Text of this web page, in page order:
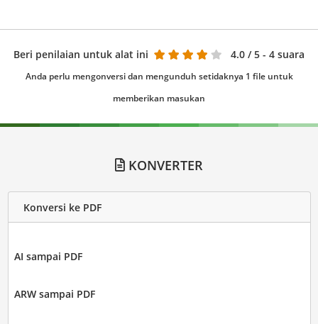
Beri penilaian untuk alat ini 4.0 / 5 - 4 suara
Anda perlu mengonversi dan mengunduh setidaknya 1 file untuk
memberikan masukan
KONVERTER
Konversi ke PDF
AI sampai PDF
ARW sampai PDF